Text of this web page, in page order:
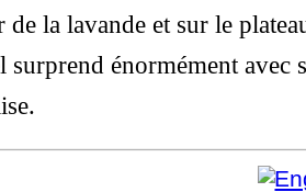
de la lavande et sur le
énormément avec